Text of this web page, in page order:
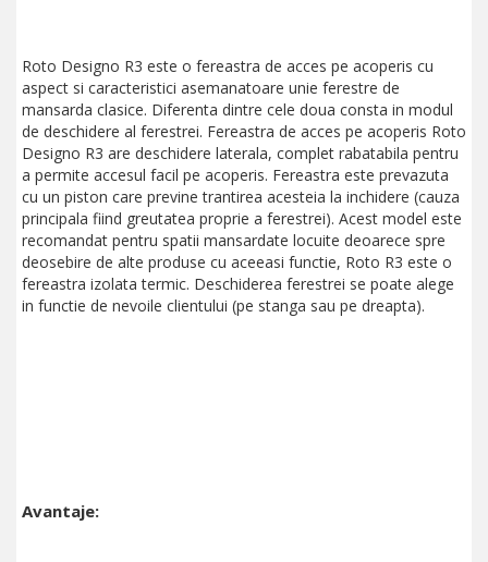
Roto Designo R3 este o fereastra de acces pe acoperis cu
aspect si caracteristici asemanatoare unie ferestre de
mansarda clasice. Diferenta dintre cele doua consta in modul
de deschidere al ferestrei. Fereastra de acces pe acoperis Roto
Designo R3 are deschidere laterala, complet rabatabila pentru
a permite accesul facil pe acoperis. Fereastra este prevazuta
cu un piston care previne trantirea acesteia la inchidere (cauza
principala fiind greutatea proprie a ferestrei). Acest model este
recomandat pentru spatii mansardate locuite deoarece spre
deosebire de alte produse cu aceeasi functie, Roto R3 este o
fereastra izolata termic. Deschiderea ferestrei se poate alege
in functie de nevoile clientului (pe stanga sau pe dreapta).
Avantaje: